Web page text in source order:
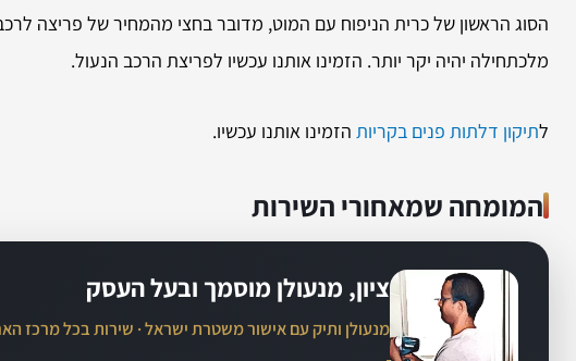
הסוג הראשון של כרית הניפוח עם המוט, מדובר בחצי מהמחיר של פריצה
מלכתחילה יהיה יקר יותר. הזמינו אותנו עכשיו לפריצת הרכב הנעול.
לתיקון דלתות פנים בקריות הזמינו אותנו עכשיו.
המומחה שמאחורי השירות
ציון, מנעולן מוסמך ובעל העסק
מנעולן ותיק עם אישור משטרת ישראל · שירות בכל מרכז